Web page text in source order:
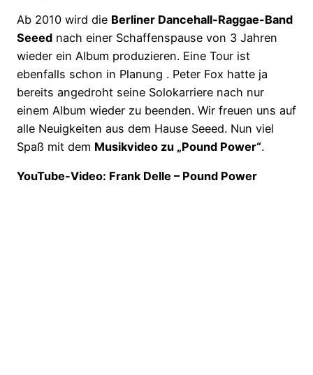
Ab 2010 wird die Berliner Dancehall-Raggae-Band
Seeed nach einer Schaffenspause von 3 Jahren
wieder ein Album produzieren. Eine Tour ist
ebenfalls schon in Planung . Peter Fox hatte ja
bereits angedroht seine Solokarriere nach nur
einem Album wieder zu beenden. Wir freuen uns auf
alle Neuigkeiten aus dem Hause Seeed. Nun viel
Spaß mit dem Musikvideo zu „Pound Power“.
YouTube-Video: Frank Delle – Pound Power